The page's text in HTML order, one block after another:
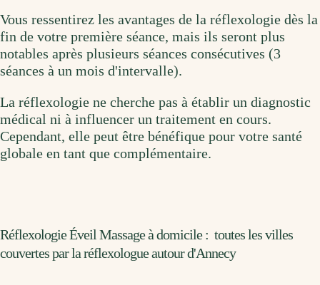
Vous ressentirez les avantages de la réflexologie dès la
fin de votre première séance, mais ils seront plus
notables après plusieurs séances consécutives (3
séances à un mois d'intervalle).
La réflexologie ne cherche pas à établir un diagnostic
médical ni à influencer un traitement en cours.
Cependant, elle peut être bénéfique pour votre santé
globale en tant que complémentaire.
Réflexologie Éveil Massage à domicile : toutes les villes
couvertes par la réflexologue autour d'Annecy